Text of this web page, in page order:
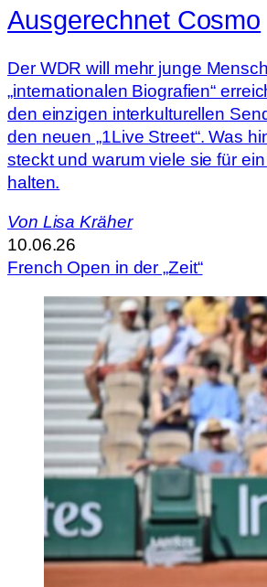
Ausgerechnet Cosmo
Der WDR will mehr junge
„internationalen Biografien“
den einzigen interkulturellen
den neuen „1Live Street“. Was
steckt und warum viele sie für
halten.
Von Lisa Kräher
10.06.26
French Open in der „Zeit“